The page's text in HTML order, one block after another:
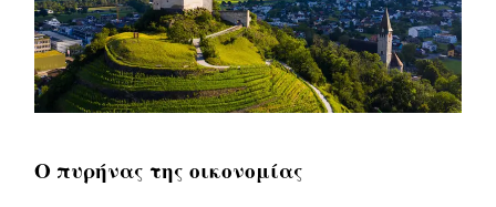
O πυρήνας της οικονομίας